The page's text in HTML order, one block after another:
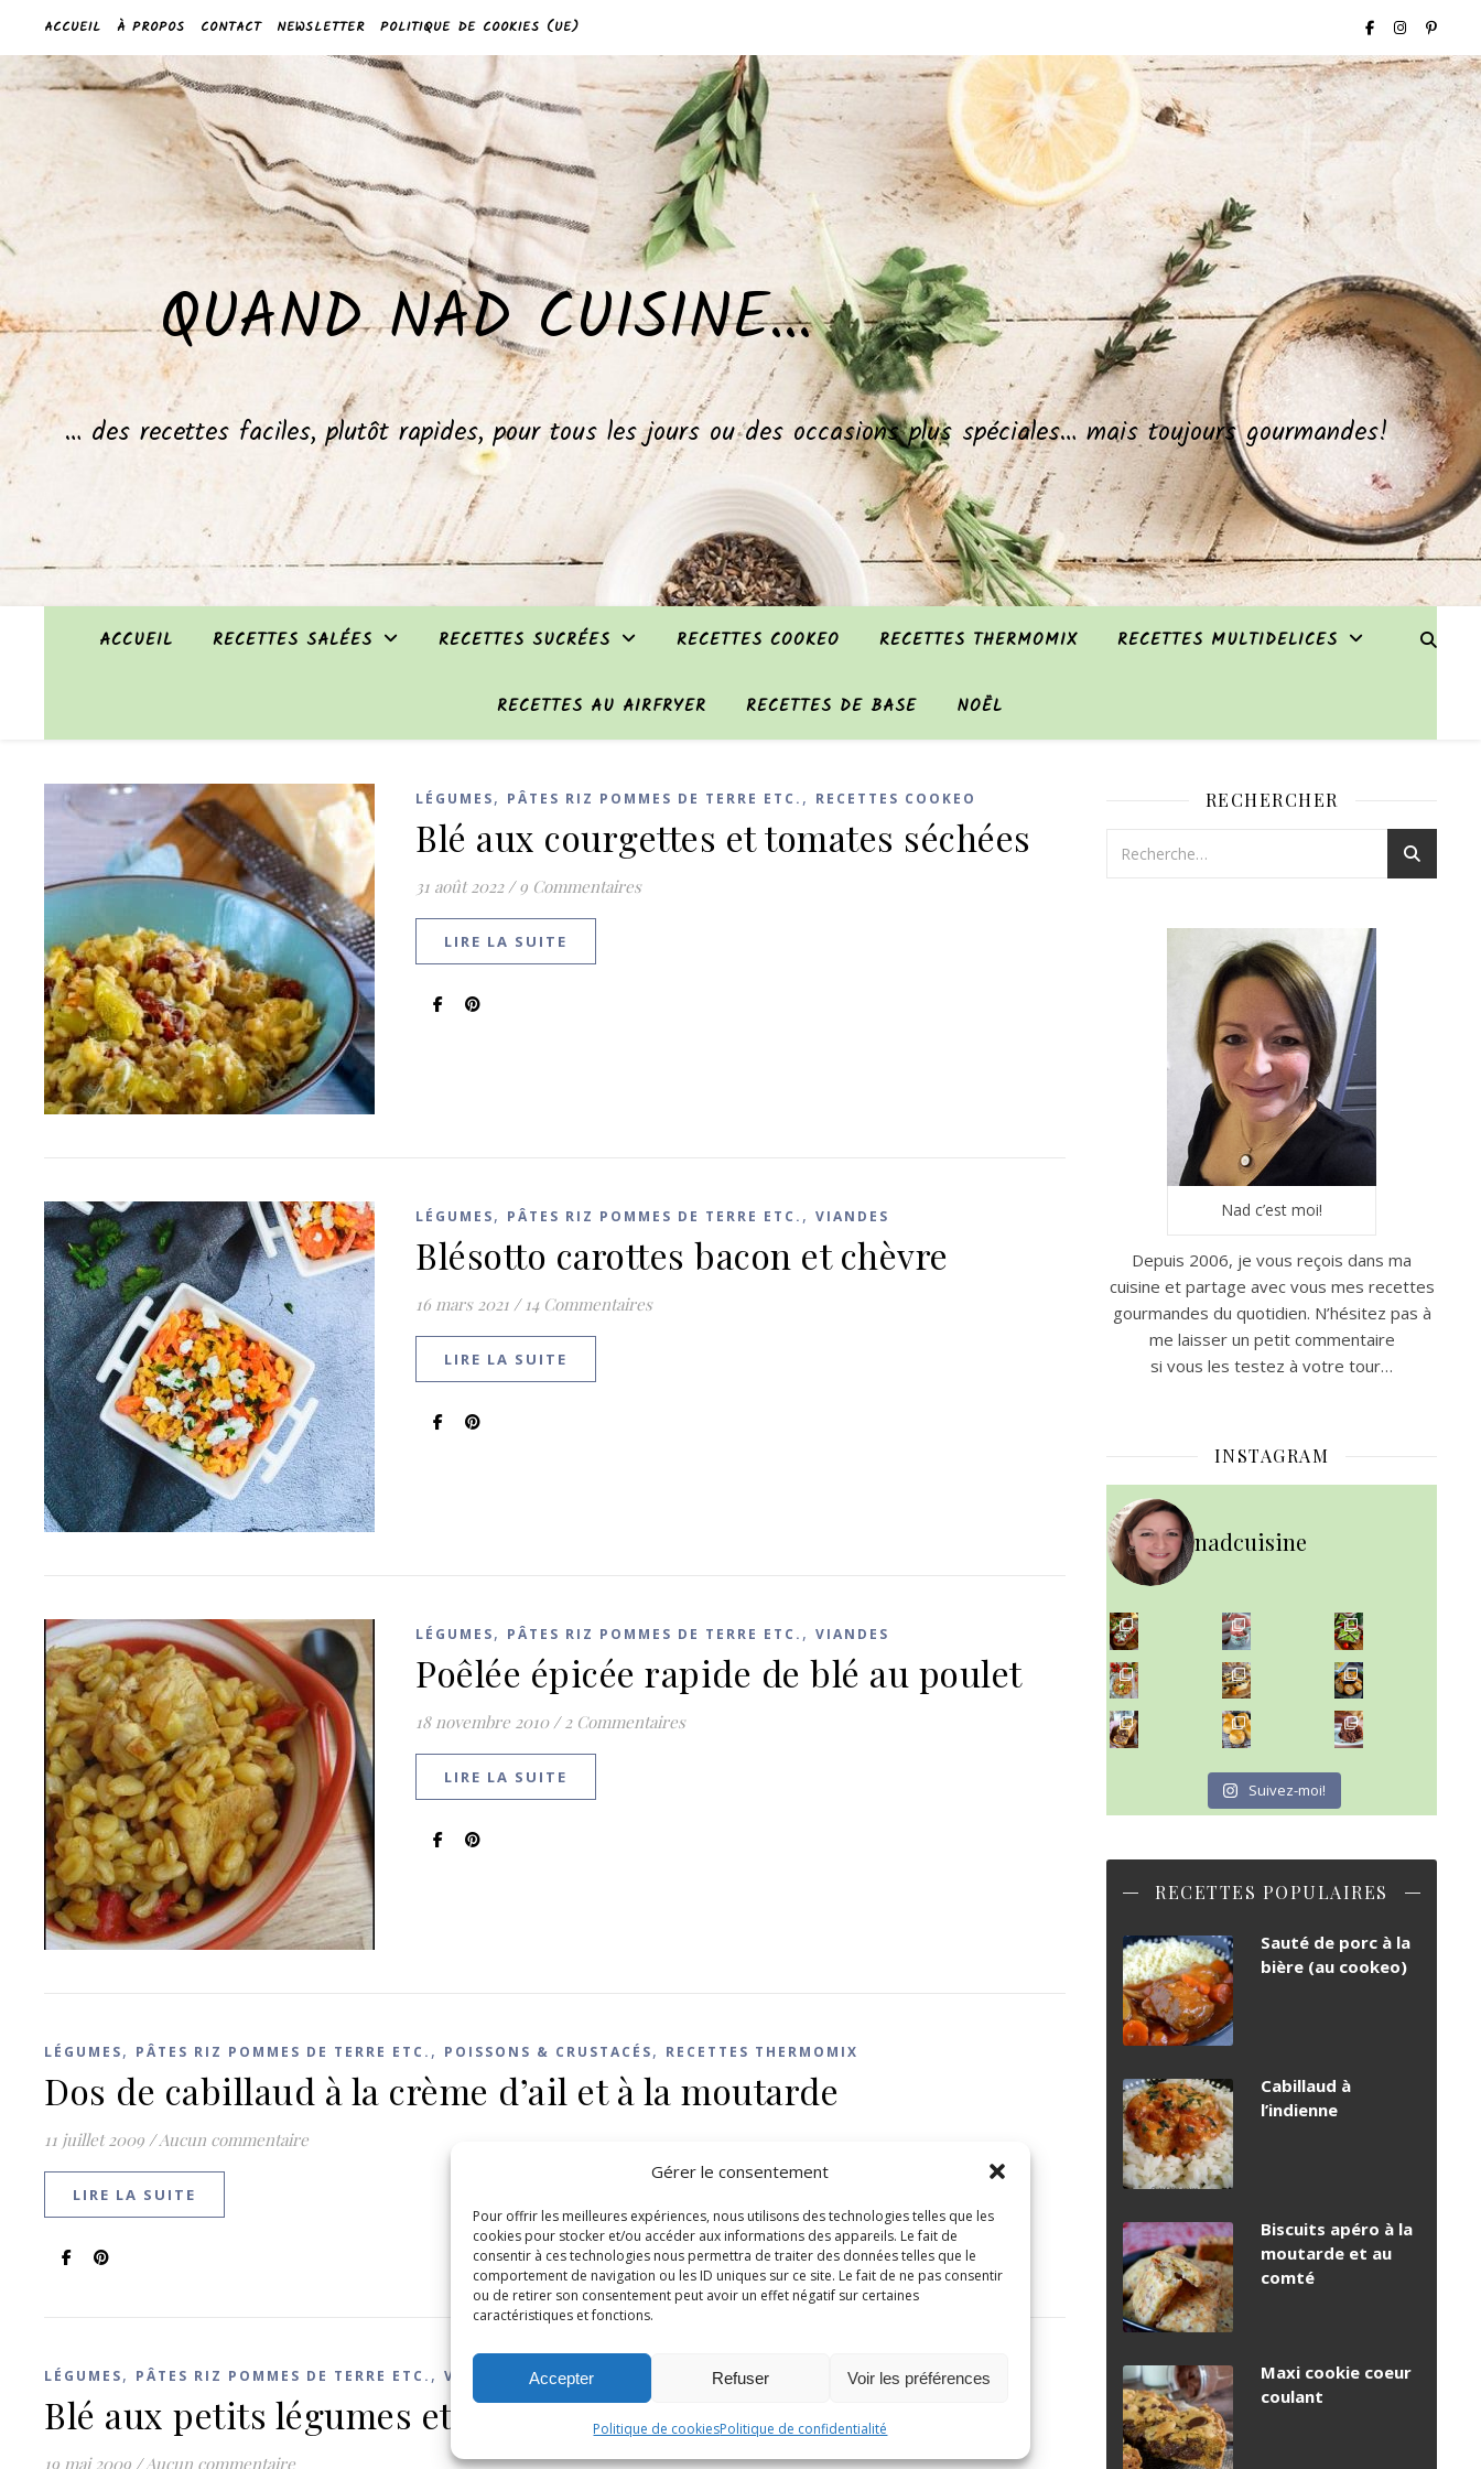
Gérer le consentement
Pour offrir les meilleures expériences, nous utilisons des technologies telles que les
cookies pour stocker et/ou accéder aux informations des appareils. Le fait de
consentir à ces technologies nous permettra de traiter des données telles que le
comportement de navigation ou les ID uniques sur ce site. Le fait de ne pas consentir
ou de retirer son consentement peut avoir un effet négatif sur certaines
caractéristiques et fonctions.
Accepter Refuser Voir les préférences
Politique de cookiesPolitique de confidentialité
ACCUEIL À PROPOS CONTACT NEWSLETTER POLITIQUE DE COOKIES (UE)
QUAND NAD CUISINE…
… des recettes faciles, plutôt rapides, pour tous les jours ou des occasions plus spéciales… mais toujours gourmandes!
ACCUEIL RECETTES SALÉES RECETTES SUCRÉES RECETTES COOKEO RECETTES THERMOMIX RECETTES MULTIDELICES
RECETTES AU AIRFRYER RECETTES DE BASE NOËL
LÉGUMES, PÂTES RIZ POMMES DE TERRE ETC. , RECETTES COOKEO
Blé aux courgettes et tomates séchées
31 août 2022 / 9 Commentaires
LIRE LA SUITE
LÉGUMES, PÂTES RIZ POMMES DE TERRE ETC. , VIANDES
Blésotto carottes bacon et chèvre
16 mars 2021 / 14 Commentaires
LIRE LA SUITE
LÉGUMES, PÂTES RIZ POMMES DE TERRE ETC. , VIANDES
Poêlée épicée rapide de blé au poulet
18 novembre 2010 / 2 Commentaires
LIRE LA SUITE
LÉGUMES, PÂTES RIZ POMMES DE TERRE ETC. , POISSONS & CRUSTACÉS, RECETTES THERMOMIX
Dos de cabillaud à la crème d’ail et à la moutarde
11 juillet 2009 /Aucun commentaire
LIRE LA SUITE
LÉGUMES, PÂTES RIZ POMMES DE TERRE ETC. , VIANDES
Blé aux petits légumes et chorizo
19 mai 2009 /Aucun commentaire
RECHERCHER
Nad c’est moi!
Depuis 2006, je vous reçois dans ma
cuisine et partage avec vous mes recettes
gourmandes du quotidien. N’hésitez pas à
me laisser un petit commentaire
si vous les testez à votre tour…
INSTAGRAM
nadcuisine
~ NICE CREAM À LA FRAISE ~
Presque un mois que
~ SALADE DE PÂTES AUX DEUX TOMATES THON ET BURRA
~ FINANCIERS MYRTILLES ET CITRON ~
Aujourd'hu
~ BUNS MAISON ~
Un peu de boulange par ici au
~ GÂTEAU FONDANT CHOCO NOISETTE ~
C'est lundi
Suivez-moi!
RECETTES POPULAIRES
Sauté de porc à la
bière (au cookeo)
Cabillaud à
l’indienne
Biscuits apéro à la
moutarde et au
comté
Maxi cookie coeur
coulant